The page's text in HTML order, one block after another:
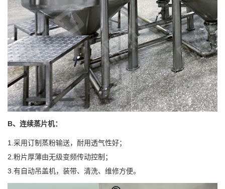
B、 连续蒸片机：
1.采用订制蒸粉输送，耐用透气性好；
2.粉片厚薄由无级变频传动控制；
3.有自动吊盖机，装带、清洗、维修方便。